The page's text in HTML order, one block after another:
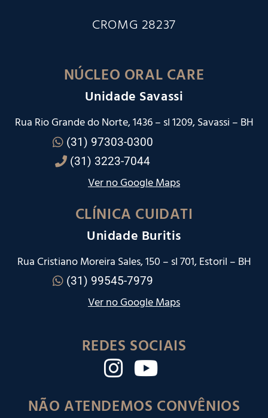
CROMG 28237
NÚCLEO ORAL CARE
Unidade Savassi
Rua Rio Grande do Norte, 1436 – sl 1209, Savassi – BH
(31) 97303-0300
(31) 3223-7044
Ver no Google Maps
CLÍNICA CUIDATI
Unidade Buritis
Rua Cristiano Moreira Sales, 150 – sl 701, Estoril – BH
(31) 99545-7979
Ver no Google Maps
REDES SOCIAIS
NÃO ATENDEMOS CONVÊNIOS